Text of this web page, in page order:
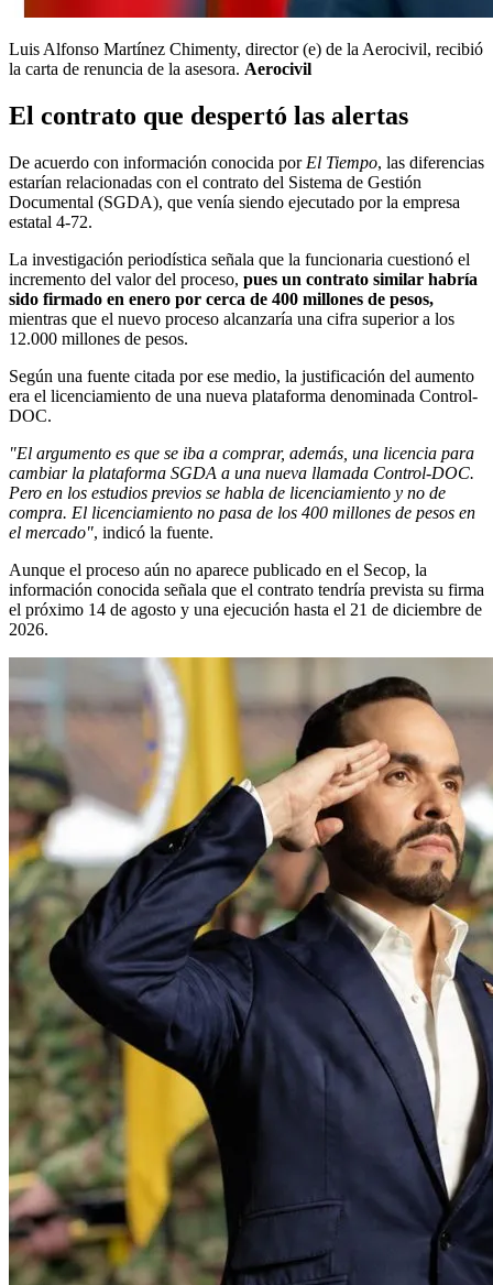
Luis Alfonso Martínez Chimenty, director (e) de la Aerocivil, recibió
la carta de renuncia de la asesora. Aerocivil
El contrato que despertó las alertas
De acuerdo con información conocida por El Tiempo, las diferencias
estarían relacionadas con el contrato del Sistema de Gestión
Documental (SGDA), que venía siendo ejecutado por la empresa
estatal 4-72.
La investigación periodística señala que la funcionaria cuestionó el
incremento del valor del proceso, pues un contrato similar habría
sido firmado en enero por cerca de 400 millones de pesos,
mientras que el nuevo proceso alcanzaría una cifra superior a los
12.000 millones de pesos.
Según una fuente citada por ese medio, la justificación del aumento
era el licenciamiento de una nueva plataforma denominada Control-
DOC.
"El argumento es que se iba a comprar, además, una licencia para
cambiar la plataforma SGDA a una nueva llamada Control-DOC.
Pero en los estudios previos se habla de licenciamiento y no de
compra. El licenciamiento no pasa de los 400 millones de pesos en
el mercado", indicó la fuente.
Aunque el proceso aún no aparece publicado en el Secop, la
información conocida señala que el contrato tendría prevista su firma
el próximo 14 de agosto y una ejecución hasta el 21 de diciembre de
2026.